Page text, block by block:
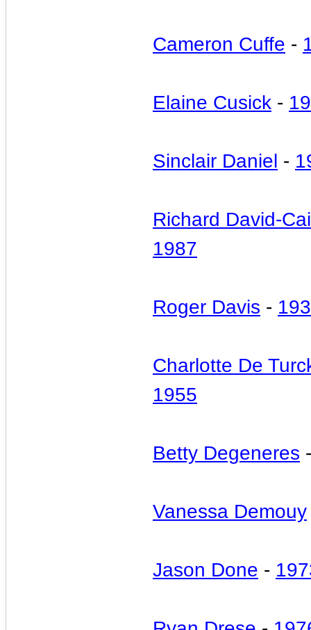
Cameron Cuffe -
Elaine Cusick -
Sinclair Daniel -
Richard David-
1987
Roger Davis -
Charlotte De
1955
Betty Degeneres
Vanessa Demouy
Jason Done -